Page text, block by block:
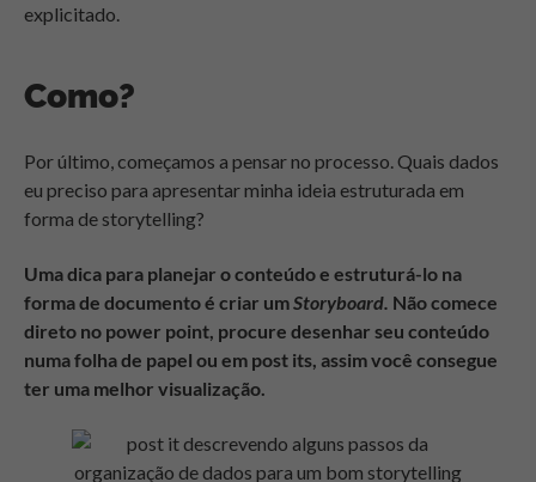
explicitado.
Como?
Por último, começamos a pensar no processo. Quais dados
eu preciso para apresentar minha ideia estruturada em
forma de storytelling?
Uma dica para planejar o conteúdo e estruturá-lo na
forma de documento é criar umStoryboard. Não comece
direto no power point, procure desenhar seu conteúdo
numa folha de papel ou em post its, assim você consegue
ter uma melhor visualização.